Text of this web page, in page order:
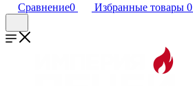
Сравнение0 Избранные товары 0